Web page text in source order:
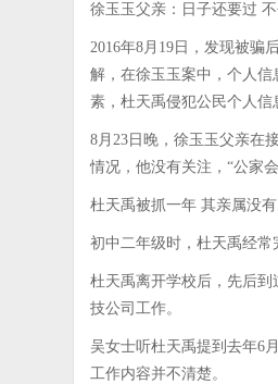
徐玉玉父亲：日子还要过
2016年8月19日，发现被骗
解，在徐玉玉案中，个人
素，杜天禹侵犯公民个人信
8月23日晚，徐玉玉父亲在
情况，他没有关注，“公家
杜天禹被抓一年 其亲属没
初中二年级时，杜天禹经常
杜天禹离开学校后，先后
技公司工作。
吴女士听杜天禹提到去年6
工作内容并不清楚。